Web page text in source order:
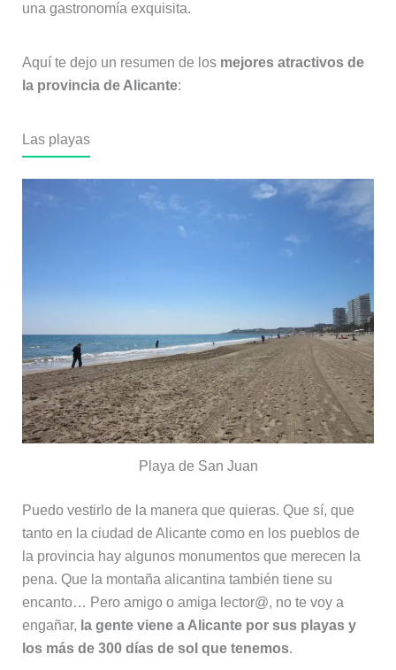
una gastronomía exquisita.
Aquí te dejo un resumen de los mejores atractivos de
la provincia de Alicante:
Las playas
Playa de San Juan
Puedo vestirlo de la manera que quieras. Que sí, que
tanto en la ciudad de Alicante como en los pueblos de
la provincia hay algunos monumentos que merecen la
pena. Que la montaña alicantina también tiene su
encanto… Pero amigo o amiga lector@, no te voy a
engañar, la gente viene a Alicante por sus playas y
los más de 300 días de sol que tenemos.